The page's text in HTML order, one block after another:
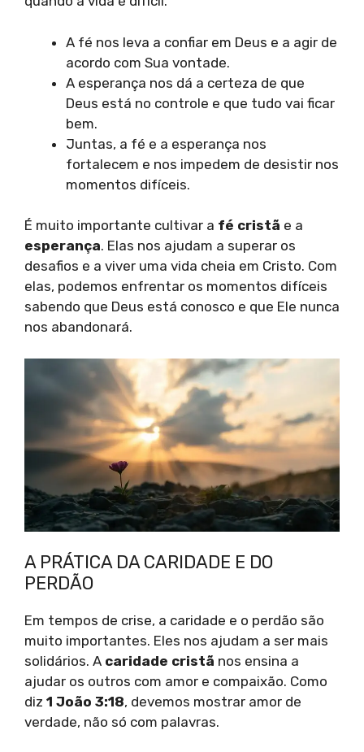
A fé nos leva a confiar em Deus e a agir de
acordo com Sua vontade.
A esperança nos dá a certeza de que
Deus está no controle e que tudo vai ficar
bem.
Juntas, a fé e a esperança nos
fortalecem e nos impedem de desistir nos
momentos difíceis.
É muito importante cultivar a fé cristã e a
esperança. Elas nos ajudam a superar os
desafios e a viver uma vida cheia em Cristo. Com
elas, podemos enfrentar os momentos difíceis
sabendo que Deus está conosco e que Ele nunca
nos abandonará.
A PRÁTICA DA CARIDADE E DO
PERDÃO
Em tempos de crise, a caridade e o perdão são
muito importantes. Eles nos ajudam a ser mais
solidários. A caridade cristã nos ensina a
ajudar os outros com amor e compaixão. Como
diz 1 João 3:18, devemos mostrar amor de
verdade, não só com palavras.